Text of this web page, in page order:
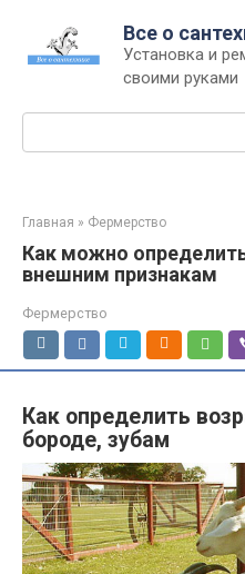
контенту
Все о
Установка и
своими руками
Главная » Фермерство
Как можно
внешним признакам
Фермерство
Как определить
бороде, зубам